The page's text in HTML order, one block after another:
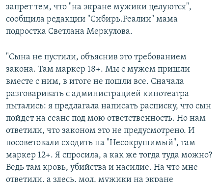
запрет тем, что "на экране мужики целуются",
сообщила редакции "Сибирь.Реалии" мама
подростка Светлана Меркулова.
"Сына не пустили, объяснив это требованием
закона. Там маркер 18+. Мы с мужем пришли
вместе с ним, в итоге не пошли все. Сначала
разговаривать с администрацией кинотеатра
пытались: я предлагала написать расписку, что сын
пойдет на сеанс под мою ответственность. Но нам
ответили, что законом это не предусмотрено. И
посоветовали сходить на "Несокрушимый", там
маркер 12+. Я спросила, а как же тогда туда можно?
Ведь там кровь, убийства и насилие. На что мне
ответили, а здесь, мол, мужики на экране